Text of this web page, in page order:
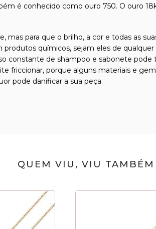
é conhecido como ouro 750. O ouro
mas para que o brilho, a cor e todas as
químicos, sejam eles de
constante de shampoo e sabonete
friccionar, porque alguns materiais e
pode danificar a sua peça.
QUEM VIU, VIU TAMBÉM